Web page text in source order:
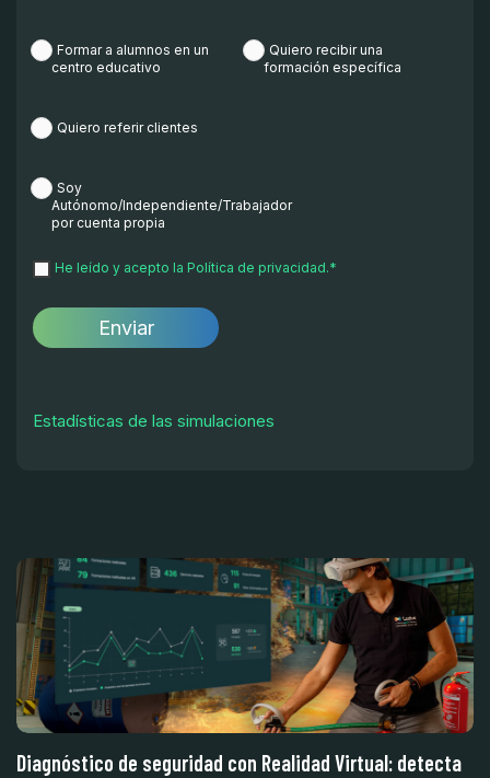
Formar a alumnos en un
centro educativo
Quiero recibir una
formación específica
Quiero referir clientes
Soy
Autónomo/Independiente/Trabajador
por cuenta propia
He leído y acepto la Política de privacidad.*
Estadísticas de las simulaciones
Diagnóstico de seguridad con Realidad Virtual: detecta